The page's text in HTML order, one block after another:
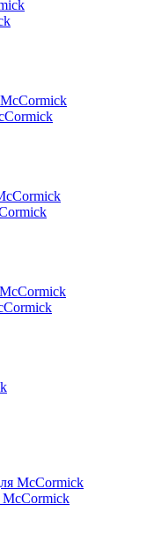
McCormick